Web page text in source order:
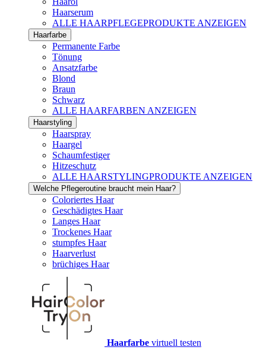
Haarserum
ALLE HAARPFLEGEPRODUKTE ANZEIGEN
Haarfarbe
Permanente Farbe
Tönung
Ansatzfarbe
Blond
Braun
Schwarz
ALLE HAARFARBEN ANZEIGEN
Haarstyling
Haarspray
Haargel
Schaumfestiger
Hitzeschutz
ALLE HAARSTYLINGPRODUKTE ANZEIGEN
Welche Pflegeroutine braucht mein Haar?
Coloriertes Haar
Geschädigtes Haar
Langes Haar
Trockenes Haar
stumpfes Haar
Haarverlust
brüchiges Haar
Haarfarbe virtuell testen